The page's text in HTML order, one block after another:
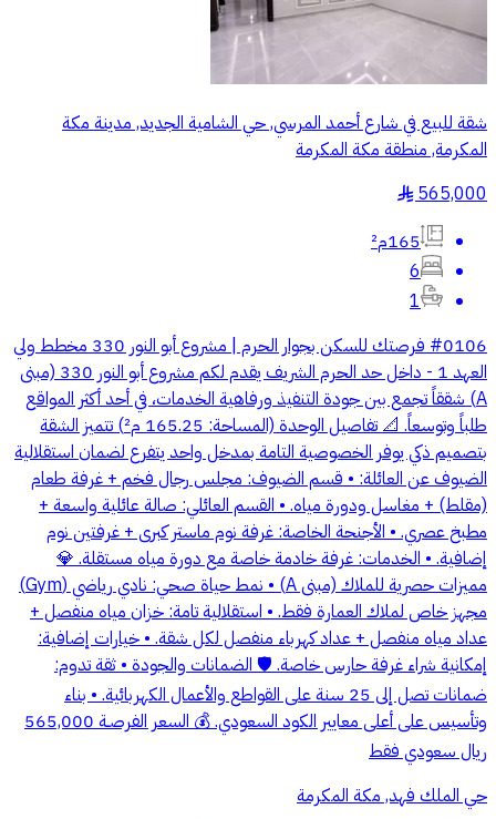
شقة للبيع في شارع أحمد المرسي, حي الشامية الجديد, مدينة مكة
المكرمة, منطقة مكة المكرمة
565,000
§
165م²
6
1
#0106 فرصتك للسكن بجوار الحرم | مشروع أبو النور 330 مخطط ولي
العهد 1 - داخل حد الحرم الشريف يقدم لكم مشروع أبو النور 330 (مبنى
A) شققاً تجمع بين جودة التنفيذ ورفاهية الخدمات، في أحد أكثر المواقع
طلباً وتوسعاً. 📐 تفاصيل الوحدة (المساحة: 165.25 م²) تتميز الشقة
بتصميم ذكي يوفر الخصوصية التامة بمدخل واحد يتفرع لضمان استقلالية
الضيوف عن العائلة: • قسم الضيوف: مجلس رجال فخم + غرفة طعام
(مقلط) + مغاسل ودورة مياه. • القسم العائلي: صالة عائلية واسعة +
مطبخ عصري. • الأجنحة الخاصة: غرفة نوم ماستر كبرى + غرفتين نوم
إضافية. • الخدمات: غرفة خادمة خاصة مع دورة مياه مستقلة. 💎
مميزات حصرية للملاك (مبنى A) • نمط حياة صحي: نادي رياضي (Gym)
مجهز خاص لملاك العمارة فقط. • استقلالية تامة: خزان مياه منفصل +
عداد مياه منفصل + عداد كهرباء منفصل لكل شقة. • خيارات إضافية:
إمكانية شراء غرفة حارس خاصة. 🛡️ الضمانات والجودة • ثقة تدوم:
ضمانات تصل إلى 25 سنة على القواطع والأعمال الكهربائية. • بناء
وتأسيس على أعلى معايير الكود السعودي. 💰 السعر الفرصـة 565,000
ريال سعودي فقط
حي الملك فهد, مكة المكرمة